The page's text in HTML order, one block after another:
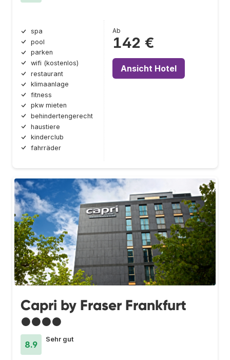
spa
pool
parken
wifi (kostenlos)
restaurant
klimaanlage
fitness
pkw mieten
behindertengerecht
haustiere
kinderclub
fahrräder
Ab
142 €
Ansicht Hotel
Capri by Fraser Frankfurt
●●●●
8.9
Sehr gut